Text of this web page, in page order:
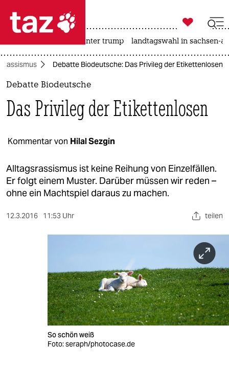
 taz zahl ich
taz zahl ich
politik
öko
gesellschaft
kultur
wahrheit
veranstaltungen

taz zahl ich
usa unter trump landtagswahl in sachsen-
Rassismus Debatte Biodeutsche: Das Privileg der Etikettenlosen
Debatte Biodeutsche
Das Privileg der Etikettenlosen
Kommentar von Hilal Sezgin
Alltagsrassismus ist keine Reihung von Einzelfällen.
Er folgt einem Muster. Darüber müssen wir reden –
ohne ein Machtspiel daraus zu machen.
12.3.2016 11:53 Uhr teilen
So schön weiß
Foto: seraph/photocase.de